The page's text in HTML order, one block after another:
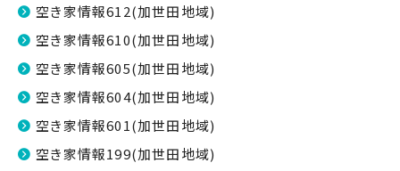
空き家情報612(加世田地域)
空き家情報610(加世田地域)
空き家情報605(加世田地域)
空き家情報604(加世田地域)
空き家情報601(加世田地域)
空き家情報199(加世田地域)